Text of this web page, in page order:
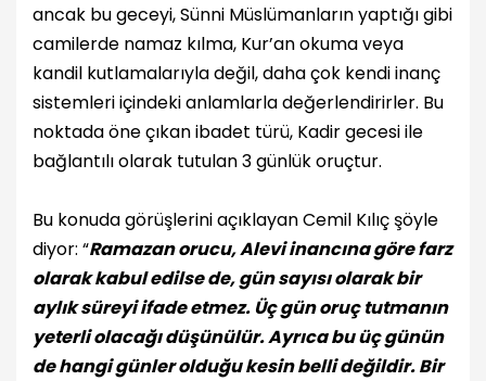
ancak bu geceyi, Sünni Müslümanların yaptığı gibi
camilerde namaz kılma, Kur’an okuma veya
kandil kutlamalarıyla değil, daha çok kendi inanç
sistemleri içindeki anlamlarla değerlendirirler. Bu
noktada öne çıkan ibadet türü, Kadir gecesi ile
bağlantılı olarak tutulan 3 günlük oruçtur.
Bu konuda görüşlerini açıklayan Cemil Kılıç şöyle
diyor: “Ramazan orucu, Alevi inancına göre farz
olarak kabul edilse de, gün sayısı olarak bir
aylık süreyi ifade etmez. Üç gün oruç tutmanın
yeterli olacağı düşünülür. Ayrıca bu üç günün
de hangi günler olduğu kesin belli değildir. Bir